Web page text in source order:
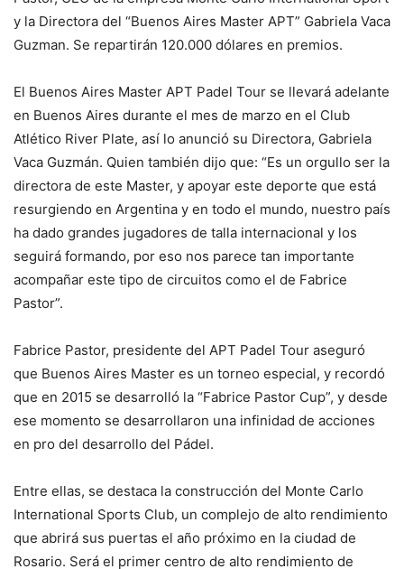
y la Directora del “Buenos Aires Master APT” Gabriela Vaca
Guzman. Se repartirán 120.000 dólares en premios.
El Buenos Aires Master APT Padel Tour se llevará adelante
en Buenos Aires durante el mes de marzo en el Club
Atlético River Plate, así lo anunció su Directora, Gabriela
Vaca Guzmán. Quien también dijo que: “Es un orgullo ser la
directora de este Master, y apoyar este deporte que está
resurgiendo en Argentina y en todo el mundo, nuestro país
ha dado grandes jugadores de talla internacional y los
seguirá formando, por eso nos parece tan importante
acompañar este tipo de circuitos como el de Fabrice
Pastor”.
Fabrice Pastor, presidente del APT Padel Tour aseguró
que Buenos Aires Master es un torneo especial, y recordó
que en 2015 se desarrolló la “Fabrice Pastor Cup”, y desde
ese momento se desarrollaron una infinidad de acciones
en pro del desarrollo del Pádel.
Entre ellas, se destaca la construcción del Monte Carlo
International Sports Club, un complejo de alto rendimiento
que abrirá sus puertas el año próximo en la ciudad de
Rosario. Será el primer centro de alto rendimiento de